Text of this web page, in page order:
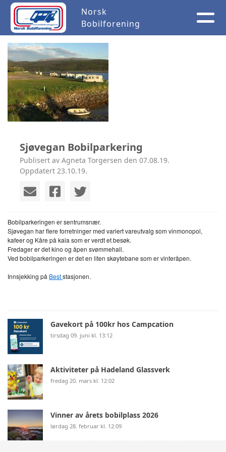
Norsk
Bobilforening
Sjøvegan Bobilparkering
Publisert av Agneta Torgersen den 07.08.19.
Oppdatert 23.10.19.
Bobilparkeringen er sentrumsnær.
Sjøvegan har flere forretninger med variert vareutvalg som vinmonopol,
kafeer og Kåre på kaia som er verdt et besøk.
Fredager er det kino og åpen svømmehall.
Ved bobilparkeringen er det en liten skøytebane som er vinteråpen.
Innsjekking på Beststasjonen.
Gavekort på 100kr hos Campcation
tirsdag 09. juni kl. 13:12
Aktiviteter på Hadeland Glassverk
fredag 20. mars kl. 12:02
Vinner av årets bobilplass 2026
lørdag 28. februar kl. 12:09